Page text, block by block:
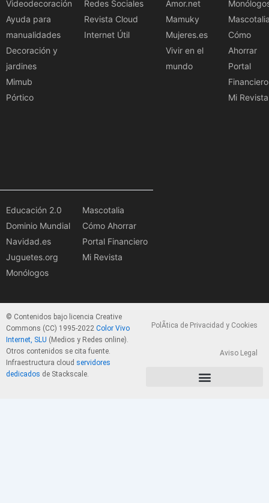
Videodecoración
Ayuda para
manualidades
Decoración y
jardines
Mimub
Pórtico
Redes Sociales
Revista Cloud
Internet Útil
Amor.net
Mamuky
Mujeres.es
Vivir en el
mundo
Cómo
Ahorrar
Portal
Financiero
Mi Revista
Educación 2.0
Dominio Mundial
Navidad.es
Juguetes.org
Monólogos
Mascotalia
Cómo Ahorrar
Portal Financiero
Mi Revista
© Contenidos bajo licencia Creative
Commons (CC) 1995-2022 Color Vivo
Internet, SLU (Medios y Redes online).
Otros contenidos se cita fuente.
Infraestructura cloud servidores
dedicados de Stackscale.
PolÃ­tica de Privacidad y Cookies
Aviso Legal